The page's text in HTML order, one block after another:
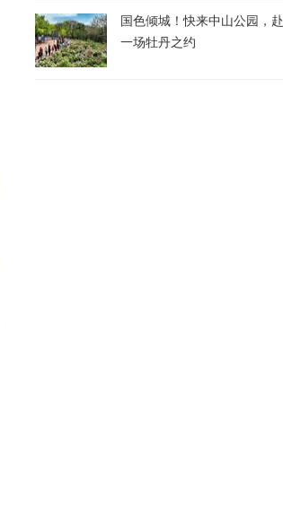
国色倾城！快来中山公园，赴
一场牡丹之约